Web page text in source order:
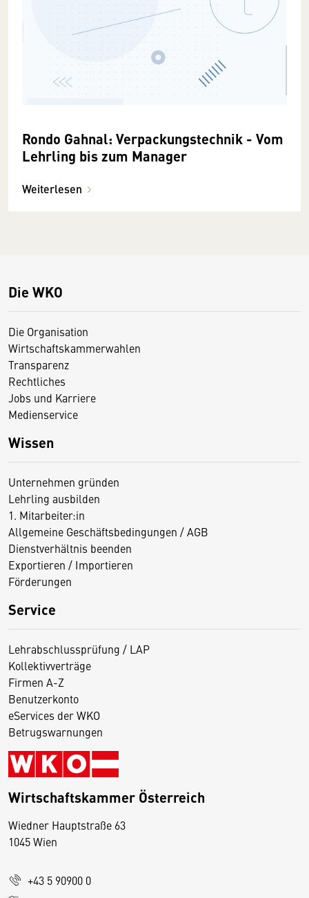
Rondo Gahnal: Verpackungstechnik - Vom
Lehrling bis zum Manager
Weiterlesen
Die WKO
Die Organisation
Wirtschaftskammerwahlen
Transparenz
Rechtliches
Jobs und Karriere
Medienservice
Wissen
Unternehmen gründen
Lehrling ausbilden
1. Mitarbeiter:in
Allgemeine Geschäftsbedingungen / AGB
Dienstverhältnis beenden
Exportieren / Importieren
Förderungen
Service
Lehrabschlussprüfung / LAP
Kollektivverträge
Firmen A-Z
Benutzerkonto
eServices der WKO
Betrugswarnungen
Wirtschaftskammer Österreich
Wiedner Hauptstraße 63
1045 Wien
+43 5 90900 0
D
s